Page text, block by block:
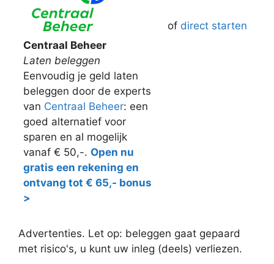
Centraal Beheer
Laten beleggen
Eenvoudig je geld laten
beleggen door de experts
van Centraal Beheer: een
goed alternatief voor
sparen en al mogelijk
vanaf € 50,-. Open nu
gratis een rekening en
ontvang tot € 65,- bonus
>
of direct starten
Advertenties. Let op: beleggen gaat gepaard
met risico's, u kunt uw inleg (deels) verliezen.